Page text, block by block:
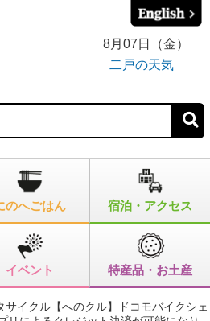
8月07日（金）
二戸の天気
のへごはん 宿泊・アクセス
イベント 特産品・お土産
サイクル【へのクル】ドコモバイクシェ